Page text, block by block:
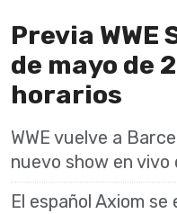
Previa WWE
de mayo de
horarios
WWE vuelve a
nuevo show en vivo
El español Axiom